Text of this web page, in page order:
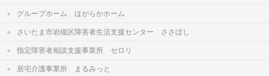
グループホーム ほがらかホーム
さいたま市岩槻区障害者生活支援センター ささぼし
指定障害者相談支援事業所 セロリ
居宅介護事業所 まるみっと